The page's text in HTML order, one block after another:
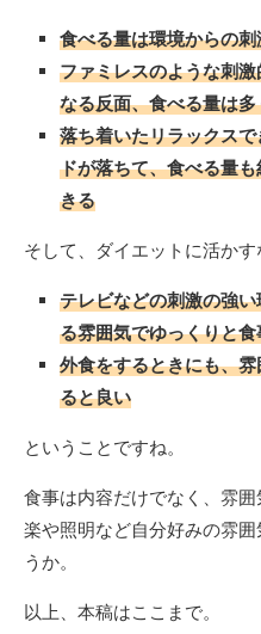
食べる量は環境からの
ファミレスのような刺
なる反面、食べる量は
落ち着いたリラックス
ドが落ちて、食べる量
きる
そして、ダイエットに活かす
テレビなどの刺激の強
る雰囲気でゆっくりと
外食をするときにも、
ると良い
ということですね。
食事は内容だけでなく、雰
楽や照明など自分好みの雰
うか。
以上、本稿はここまで。